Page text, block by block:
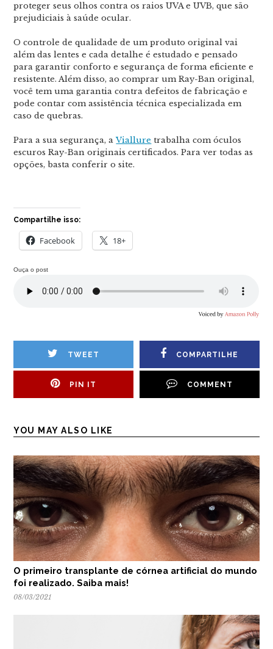
proteger seus olhos contra os raios UVA e UVB, que são
prejudiciais à saúde ocular.
O controle de qualidade de um produto original vai
além das lentes e cada detalhe é estudado e pensado
para garantir conforto e segurança de forma eficiente e
resistente. Além disso, ao comprar um Ray-Ban original,
você tem uma garantia contra defeitos de fabricação e
pode contar com assistência técnica especializada em
caso de quebras.
Para a sua segurança, aViallure trabalha com óculos
escuros Ray-Ban originais certificados. Para ver todas as
opções, basta conferir o site.
Compartilhe isso:
Facebook 18+
Ouça o post
TWEET COMPARTILHE
PIN IT COMMENT
YOU MAY ALSO LIKE
O primeiro transplante de córnea artificial do mundo
foi realizado. Saiba mais!
08/03/2021